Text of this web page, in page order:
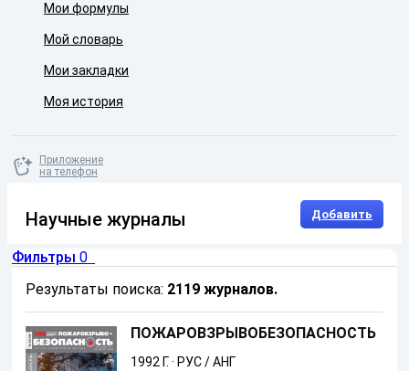
Мои формулы
Мой словарь
Мои закладки
Моя история
Приложение
на телефон
Научные журналы Добавить
Фильтры 0
Результаты поиска: 2119 журналов.
ПОЖАРОВЗРЫВОБЕЗОПАСНОСТЬ
1992 Г.· РУС / АНГ